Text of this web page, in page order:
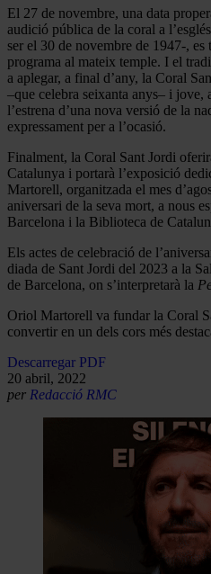
El 27 de novembre, una data
audició pública de la coral a
ser el 30 de novembre de 1947-,
programa al mateix temple. I el
a aplegar, a final d’any, la Coral
–que celebra seixanta anys– i jove,
l’estrena d’una nova versió de la
expressament per a l’ocasió.
Finalment, la Coral Sant Jordi
Catalunya i portarà l’exposició
Martorell, organitzada el mes
aniversari de la seva mort, a nous
Barcelona i la Biblioteca de
Els actes de celebració de
diada de Sant Jordi del 2023 a la
de Barcelona, on s’interpretarà la
Oriol Martorell va fundar la Coral
convertir en un dels cors més
Descarregar PDF
20 abril, 2022
per Redacció RMC